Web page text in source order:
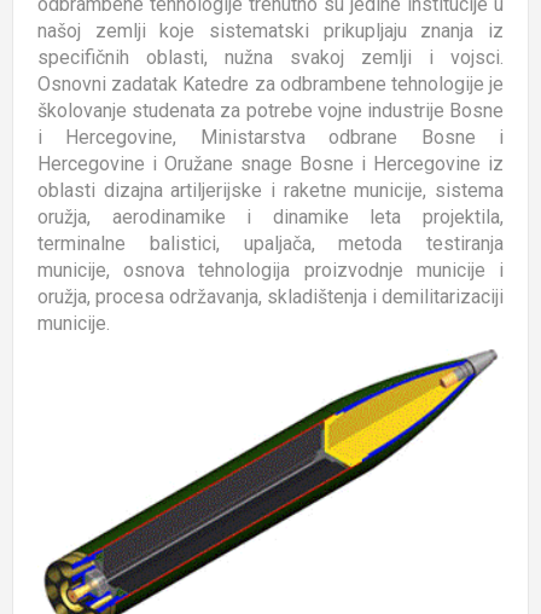
našoj zemlji koje sistematski prikupljaju znanja iz
specifičnih oblasti, nužna svakoj zemlji i vojsci.
Osnovni zadatak Katedre za odbrambene tehnologije je
školovanje studenata za potrebe vojne industrije Bosne
i Hercegovine, Ministarstva odbrane Bosne i
Hercegovine i Oružane snage Bosne i Hercegovine iz
oblasti dizajna artiljerijske i raketne municije, sistema
oružja, aerodinamike i dinamike leta projektila,
terminalne balistici, upaljača, metoda testiranja
municije, osnova tehnologija proizvodnje municije i
oružja, procesa održavanja, skladištenja i demilitarizaciji
municije.